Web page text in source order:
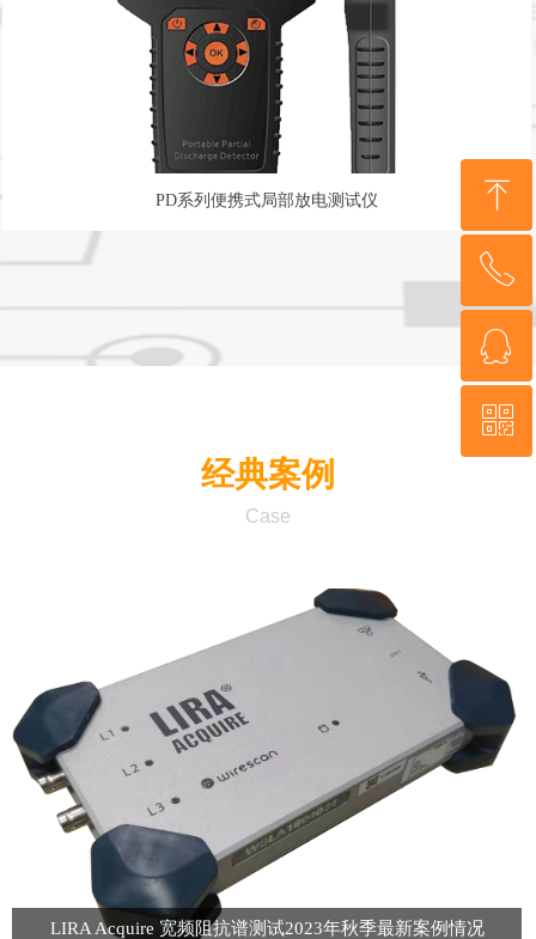
PD系列便携式局部放电测试仪
经典案例
Case
LIRA Acquire 宽频阻抗谱测试2023年秋季最新案例情况
ꁸ
回到顶部
ꂅ
17306749441
ꁗ
QQ客服
ꀥ